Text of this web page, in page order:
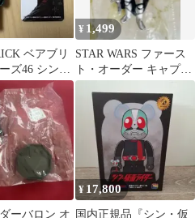
ベアブリ
ズ46 シン・
ー
¥ 1,499
STAR WARS ファース
ト・オーダー キャプテ
ンファズマ フィギュ
ーバロン オ
¥ 17,800
国内正規品『シン・仮